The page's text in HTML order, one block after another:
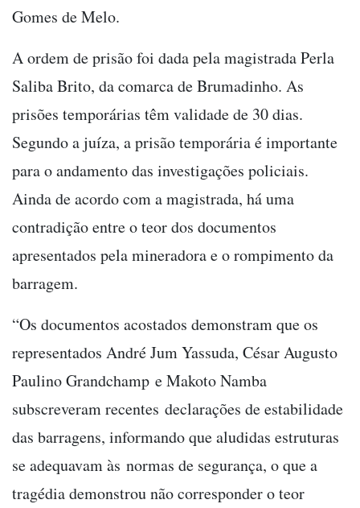
Gomes de Melo.
A ordem de prisão foi dada pela magistrada Perla
Saliba Brito, da comarca de Brumadinho. As
prisões temporárias têm validade de 30 dias.
Segundo a juíza, a prisão temporária é importante
para o andamento das investigações policiais.
Ainda de acordo com a magistrada, há uma
contradição entre o teor dos documentos
apresentados pela mineradora e o rompimento da
barragem.
“Os documentos acostados demonstram que os
representados André Jum Yassuda, César Augusto
Paulino Grandchamp e Makoto Namba
subscreveram recentes declarações de estabilidade
das barragens, informando que aludidas estruturas
se adequavam às normas de segurança, o que a
tragédia demonstrou não corresponder o teor